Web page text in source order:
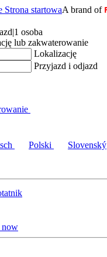
A brand of
|1 osoba
lub zakwaterowanie
Lokalizację
Przyjazd i odjazd
Polski Slovenský
now